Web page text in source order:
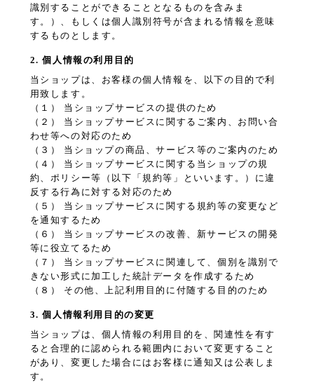
識別することができることとなるものを含みま
す。）、もしくは個人識別符号が含まれる情報を意味
するものとします。
2. 個人情報の利用目的
当ショップは、お客様の個人情報を、以下の目的で利
用致します。
（１） 当ショップサービスの提供のため
（２） 当ショップサービスに関するご案内、お問い合
わせ等への対応のため
（３） 当ショップの商品、サービス等のご案内のため
（４） 当ショップサービスに関する当ショップの規
約、ポリシー等（以下「規約等」といいます。）に違
反する行為に対する対応のため
（５） 当ショップサービスに関する規約等の変更など
を通知するため
（６） 当ショップサービスの改善、新サービスの開発
等に役立てるため
（７） 当ショップサービスに関連して、個別を識別で
きない形式に加工した統計データを作成するため
（８） その他、上記利用目的に付随する目的のため
3. 個人情報利用目的の変更
当ショップは、個人情報の利用目的を、関連性を有す
ると合理的に認められる範囲内において変更すること
があり、変更した場合にはお客様に通知又は公表しま
す。